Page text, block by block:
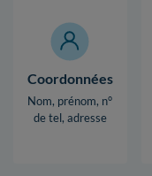
Coordonnées
Nom, prénom, n°
de tel, adresse